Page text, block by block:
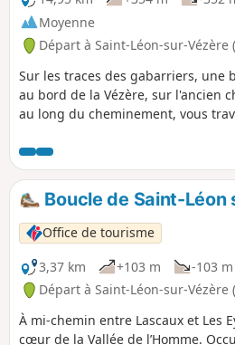
Moyenne
Départ à Saint-Léon-sur-Vézère
Sur les traces des gabarriers, une
au bord de la Vézère, sur l'ancien
au long du cheminement, vous
falaise et l'ancien fort troglodytique
Christophe étant un parfait
différentes civilisations au fil des
longue (14,5km) et une version
possibles.
Boucle de Saint-Léon
Office de tourisme
3,37 km
+103 m -103 m
Départ à Saint-Léon-sur-Vézère
À mi-chemin entre Lascaux et Les
cœur de la Vallée de l’Homme.